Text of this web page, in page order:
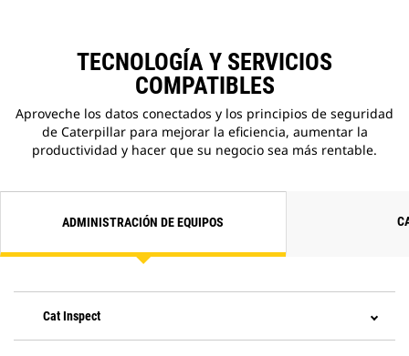
TECNOLOGÍA Y SERVICIOS
COMPATIBLES
Aproveche los datos conectados y los principios de seguridad
de Caterpillar para mejorar la eficiencia, aumentar la
productividad y hacer que su negocio sea más rentable.
ADMINISTRACIÓN DE EQUIPOS
Cat Inspect